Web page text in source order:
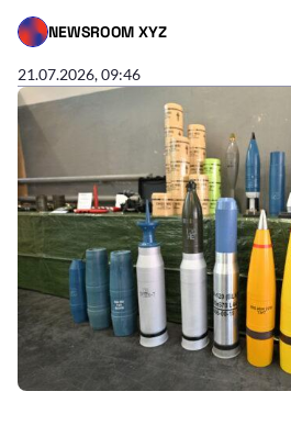
NEWSROOM XYZ
- AUTOR ARTYKUŁU - PROFIL
21.07.2026, 09:46